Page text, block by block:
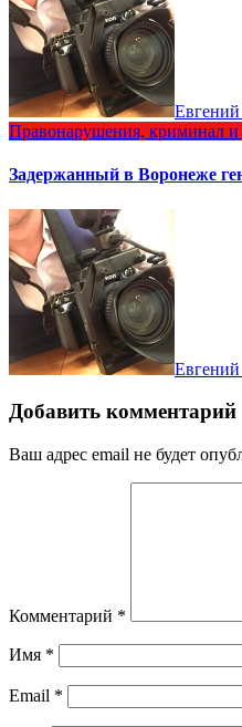
Правонарушения, криминал
Задержанный в Воронеже
Добавить комментарий
Ваш адрес email не будет
Комментарий *
Имя *
Email *